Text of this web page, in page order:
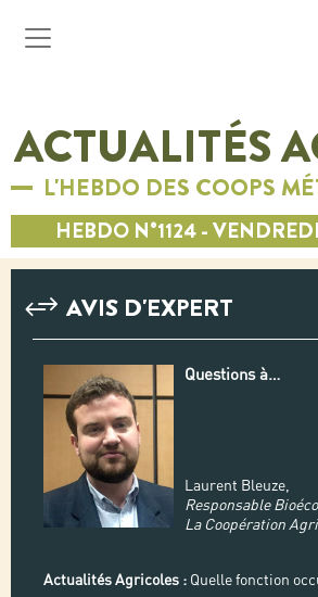
ACTUALITÉS
L'HEBDO DES COOPS
HEBDO N°1124 -
AVIS D'EXPERT
Questions à…
Laurent Bleuze,
Responsable
La Coopération
Actualités Agricoles : Quelle fonction